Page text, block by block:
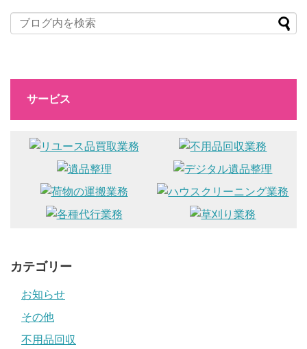
サービス
カテゴリー
お知らせ
その他
不用品回収